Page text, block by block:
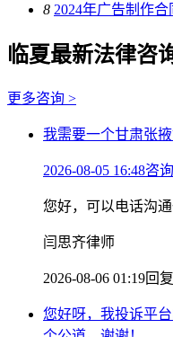
8 2024年广告制作
临夏最新法律咨
更多咨询 >
我需要一个甘肃张
2026-08-05 16:48咨询
您好，可以电话沟
闫思齐律师
2026-08-06 01:19回复
您好呀，我投诉平